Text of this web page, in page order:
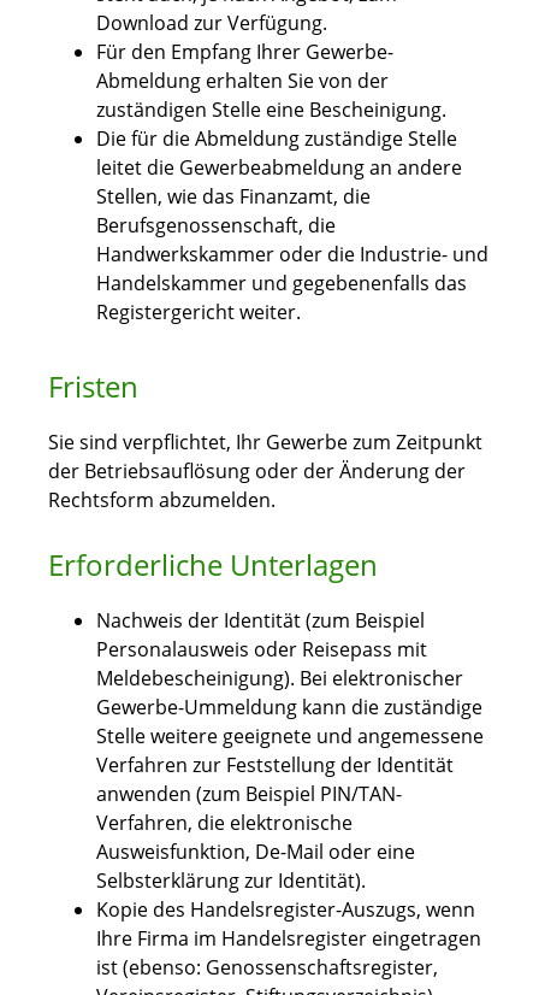
Download zur Verfügung.
Für den Empfang Ihrer Gewerbe-
Abmeldung erhalten Sie von der
zuständigen Stelle eine Bescheinigung.
Die für die Abmeldung zuständige Stelle
leitet die Gewerbeabmeldung an andere
Stellen, wie das Finanzamt, die
Berufsgenossenschaft, die
Handwerkskammer oder die Industrie- und
Handelskammer und gegebenenfalls das
Registergericht weiter.
Fristen
Sie sind verpflichtet, Ihr Gewerbe zum Zeitpunkt
der Betriebsauflösung oder der Änderung der
Rechtsform abzumelden.
Erforderliche Unterlagen
Nachweis der Identität (zum Beispiel
Personalausweis oder Reisepass mit
Meldebescheinigung). Bei elektronischer
Gewerbe-Ummeldung kann die zuständige
Stelle weitere geeignete und angemessene
Verfahren zur Feststellung der Identität
anwenden (zum Beispiel PIN/TAN-
Verfahren, die elektronische
Ausweisfunktion, De-Mail oder eine
Selbsterklärung zur Identität).
Kopie des Handelsregister-Auszugs, wenn
Ihre Firma im Handelsregister eingetragen
ist (ebenso: Genossenschaftsregister,